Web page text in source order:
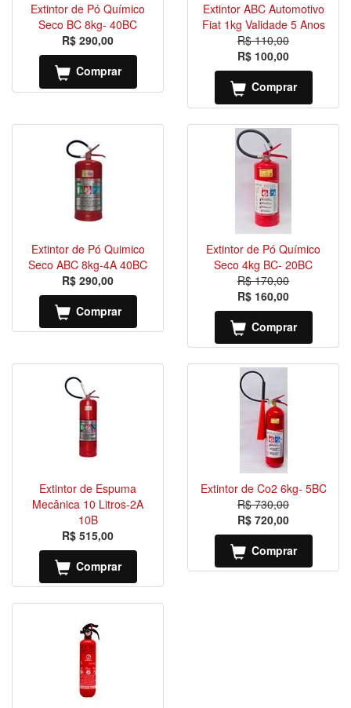
Extintor de Pó Químico
Seco BC 8kg- 40BC
R$ 290,00
Comprar
Extintor ABC Automotivo
Fiat 1kg Validade 5 Anos
R$ 110,00
R$ 100,00
Comprar
Extintor de Pó Quimico
Seco ABC 8kg-4A 40BC
R$ 290,00
Comprar
Extintor de Pó Químico
Seco 4kg BC- 20BC
R$ 170,00
R$ 160,00
Comprar
Extintor de Espuma
Mecânica 10 Litros-2A
10B
R$ 515,00
Comprar
Extintor de Co2 6kg- 5BC
R$ 730,00
R$ 720,00
Comprar